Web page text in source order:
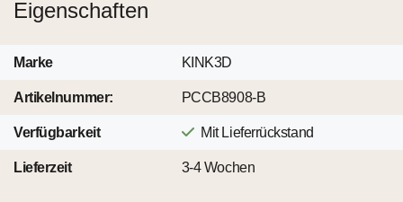
Eigenschaften
Marke KINK3D
Artikelnummer: PCCB8908-B
Verfügbarkeit Mit Lieferrückstand
Lieferzeit 3-4 Wochen